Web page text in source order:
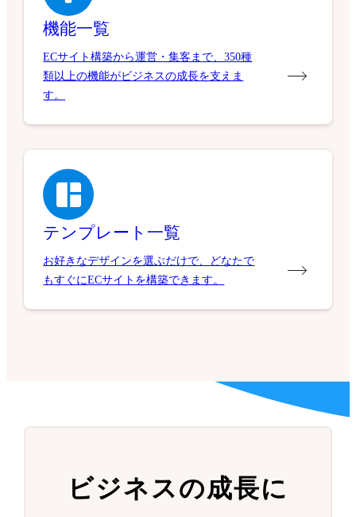
機能一覧
ECサイト構築から運営・集客まで、350種
類以上の機能がビジネスの成長を支えま
す。
テンプレート一覧
お好きなデザインを選ぶだけで、どなたで
もすぐにECサイトを構築できます。
ビジネスの成長に